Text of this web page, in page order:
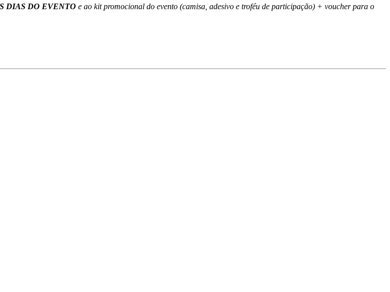
DIAS DO EVENTO e ao kit promocional do evento (camisa, adesivo e troféu de participação) + voucher para o